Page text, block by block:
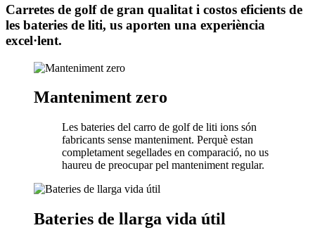
Carretes de golf de gran qualitat i costos eficients de
les bateries de liti, us aporten una experiència
excel·lent.
Manteniment zero
Les bateries del carro de golf de liti ions són
fabricants sense manteniment. Perquè estan
completament segellades en comparació, no us
haureu de preocupar pel manteniment regular.
Bateries de llarga vida útil